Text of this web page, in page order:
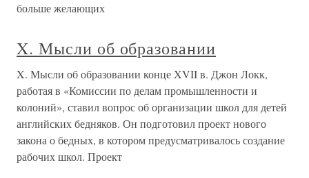
больше желающих
X. Мысли об образовании
X. Мысли об образовании конце XVII в. Джон Локк,
работая в «Комиссии по делам промышленности и
колоний», ставил вопрос об организации школ для детей
английских бедняков. Он подготовил проект нового
закона о бедных, в котором предусматривалось создание
рабочих школ. Проект